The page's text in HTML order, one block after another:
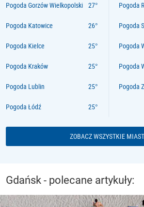
Pogoda Gorzów Wielkopolski
Pogoda Katowice
Pogoda Kielce
Pogoda Kraków
Pogoda Lublin
Pogoda Łódź
Pogoda
Pogoda
Pogoda
Pogoda
Pogoda
ZOBACZ WSZYSTKIE
Gdańsk - polecane artykuły: